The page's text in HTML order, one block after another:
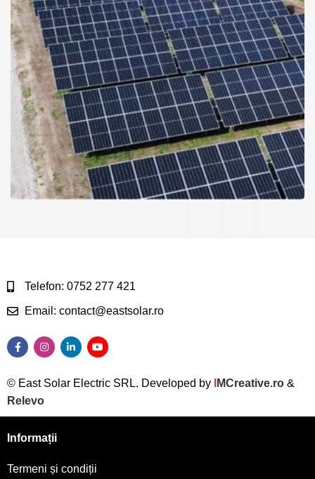
Telefon: 0752 277 421
Email: contact@eastsolar.ro
© East Solar Electric SRL. Developed by MCreative.ro &
Relevo
Informații
Termeni și condiții